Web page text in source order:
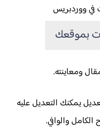
بموقعك
ومعاينته.
يمكنك التعديل عليه
والوافي.